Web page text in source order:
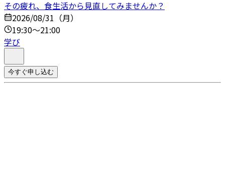
その疲れ、食生活から見直してみませんか？
2026/08/31（月）
19:30～21:00
学び
今すぐ申し込む